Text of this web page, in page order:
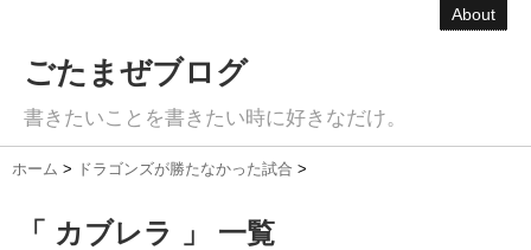
About
ごたまぜブログ
書きたいことを書きたい時に好きなだけ。
ホーム > ドラゴンズが勝たなかった試合 >
「 カブレラ 」 一覧